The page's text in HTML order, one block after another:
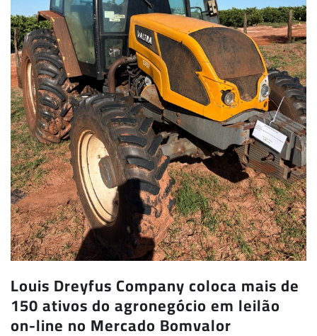
Louis Dreyfus Company coloca mais de
150 ativos do agronegócio em leilão
on-line no Mercado Bomvalor